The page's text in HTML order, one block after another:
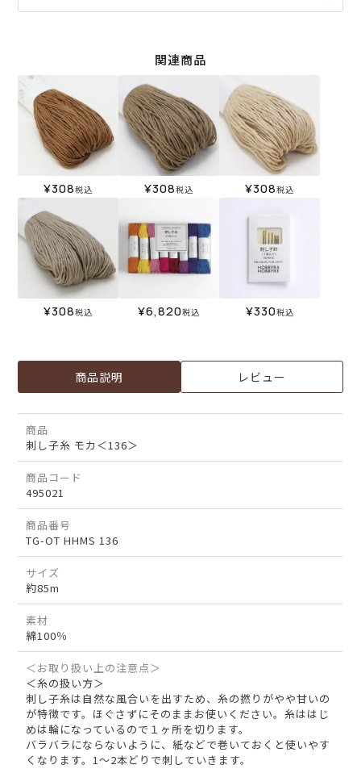
関連商品
¥308税込 ¥308税込 ¥308税込
¥308税込 ¥6,820税込 ¥330税込
商品説明 レビュー
商品
刺し子糸 モカ＜136＞
商品コード
495021
商品番号
TG-OT HHMS 136
サイズ
約85m
素材
綿100％
＜お取り扱い上の注意点＞
＜糸の扱い方＞
刺し子糸は自然な風合いを出すため、糸の撚りがやや甘いの
が特徴です。ほぐさずにそのままお使いください。糸ははじ
めは輪になっているので１ヶ所を切ります。
バラバラにならないように、紙などで巻いておくと使いやす
くなります。1～2本どりで刺していきます。